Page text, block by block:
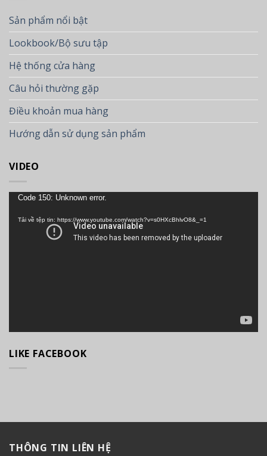
Sản phẩm nổi bật
Lookbook/Bộ sưu tập
Hệ thống cửa hàng
Câu hỏi thường gặp
Điều khoản mua hàng
Hướng dẫn sử dụng sản phẩm
VIDEO
Trình
Code 150: Unknown error.
Tải về tệp tin: https://www.youtube.com/watch?v=s0HXcBhlvO8&_=1
LIKE FACEBOOK
THÔNG TIN LIÊN HỆ